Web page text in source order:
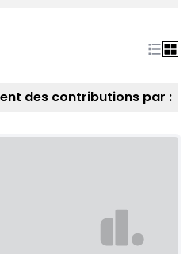
des contributions par :